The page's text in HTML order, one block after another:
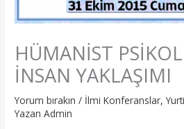
HÜMANİST
İNSAN YAKLAŞIMI
Yorum bırakın / İlmi Konferanslar,
Yazan Admin